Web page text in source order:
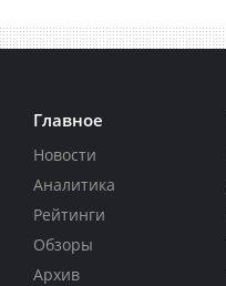
Главное
Новости
Аналитика
Рейтинги
Обзоры
Архив